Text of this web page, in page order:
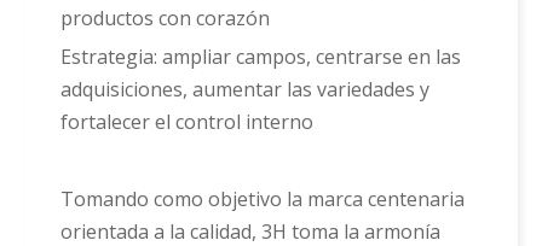
productos con corazón
Estrategia: ampliar campos, centrarse en las
adquisiciones, aumentar las variedades y
fortalecer el control interno
Tomando como objetivo la marca centenaria
orientada a la calidad, 3H toma la armonía